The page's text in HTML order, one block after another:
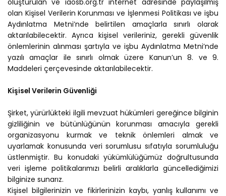
oluşturulan ve iaosb.org.trinternet adresinde paylaşılmış
olan Kişisel Verilerin Korunması ve İşlenmesi Politikası ve işbu
Aydınlatma Metni’nde belirtilen amaçlarla sınırlı olarak
aktarılabilecektir. Ayrıca kişisel verileriniz, gerekli güvenlik
önlemlerinin alınması şartıyla ve işbu Aydınlatma Metni’nde
yazılı amaçlar ile sınırlı olmak üzere Kanun’un 8. ve 9.
Maddeleri çerçevesinde aktarılabilecektir.
Kişisel Verilerin Güvenliği
Şirket, yürürlükteki ilgili mevzuat hükümleri gereğince bilginin
gizliliğinin ve bütünlüğünün korunması amacıyla gerekli
organizasyonu kurmak ve teknik önlemleri almak ve
uyarlamak konusunda veri sorumlusu sıfatıyla sorumluluğu
üstlenmiştir. Bu konudaki yükümlülüğümüz doğrultusunda
veri işleme politikalarımızı belirli aralıklarla güncellediğimizi
bilginize sunarız.
Kişisel bilgilerinizin ve fikirlerinizin kaybı, yanlış kullanımı ve